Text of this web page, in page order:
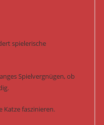
spielerische
Spielvergnügen, ob
Katze faszinieren.